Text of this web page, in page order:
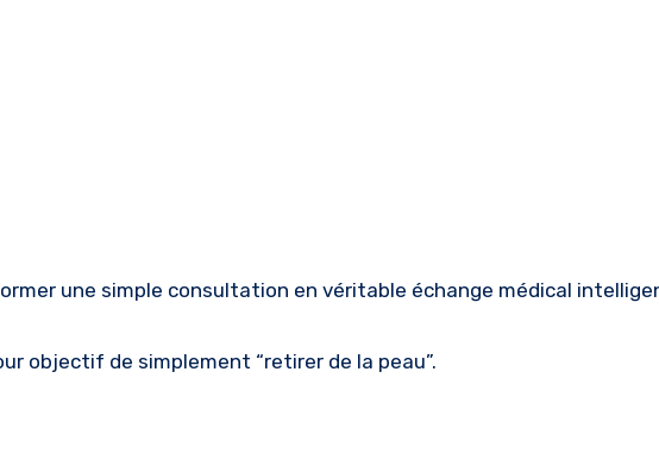
une simple consultation en véritable échange médical
objectif de simplement “retirer de la peau”.